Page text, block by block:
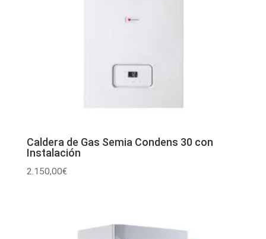
Caldera de Gas Semia Condens 30 con
Instalación
2.150,00€